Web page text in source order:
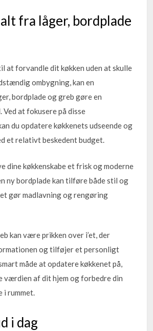
fra låger, bordplade
at forvandle dit køkken uden at skulle
ombygning, kan en
bordplade og greb gøre en
at fokusere på disse
du opdatere køkkenets udseende og
et relativt beskedent budget.
dine køkkenskabe et frisk og moderne
ny bordplade kan tilføre både stil og
gør madlavning og rengøring
kan være prikken over i’et, der
og tilføjer et personligt
måde at opdatere køkkenet på,
værdien af dit hjem og forbedre din
i rummet.
i dag